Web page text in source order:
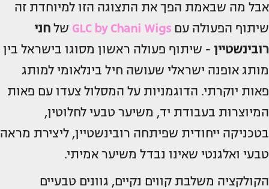
אבל מה שבאמת הפך את התצוגה הזו למיוחדת זה
שיתוף הפעולה עם GLC by Chani Wigs של חני
רובינשטיין - שיתוף פעולה ראשון מסוגו בישראל בין
מותג אופנה ישראלי שעושה חיל בינלאומי למותג
פאות יוקרתי. הדוגמניות על המסלול צעדו עם פאות
המיוצרות בעבודת יד, משיער טבעי לחלוטין,
בטכניקה ייחודית שפיתחה רובינשטיין, ליצירת מראה
טבעי ואלגנטי שאינו נבדל משיער אמיתי.
הקולקציה משלבת קווים נקיים, גוונים טבעיים